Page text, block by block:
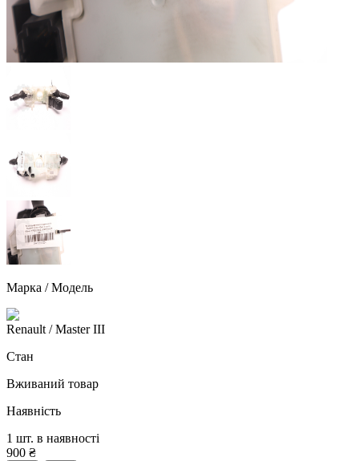
Марка / Модель
Renault / Master III
Стан
Вживаний товар
Наявність
1 шт. в наявності
900 ₴